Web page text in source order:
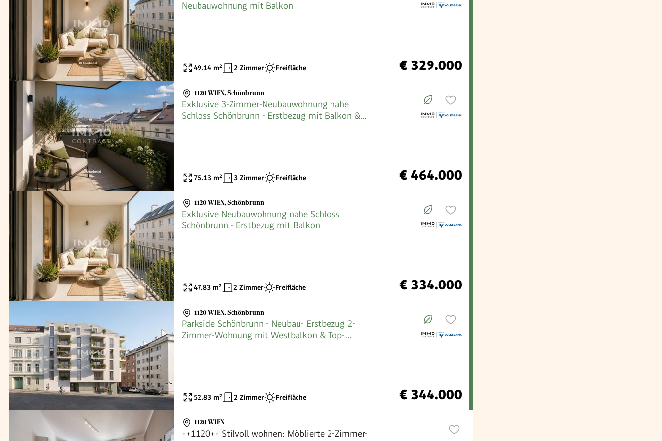
Neubauwohnung mit Balkon
49.14 m² 2 Zimmer Freifläche € 329.000
1120 WIEN, Schönbrunn
Exklusive 3-Zimmer-Neubauwohnung nahe
Schloss Schönbrunn - Erstbezug mit Balkon &
75.13 m² 3 Zimmer Freifläche € 464.000
1120 WIEN, Schönbrunn
Exklusive Neubauwohnung nahe Schloss
Schönbrunn - Erstbezug mit Balkon
47.83 m² 2 Zimmer Freifläche € 334.000
1120 WIEN, Schönbrunn
Parkside Schönbrunn - Neubau- Erstbezug 2-
Zimmer-Wohnung mit Westbalkon & Top-
52.83 m² 2 Zimmer Freifläche € 344.000
1120 WIEN
++1120++ Stilvoll wohnen: Möblierte 2-Zimmer-